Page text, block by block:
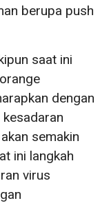
berupa push
saat ini
dengan
semakin
ini langkah
virus